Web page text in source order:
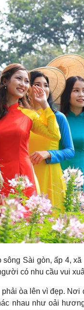
Sài gòn, ấp 4,
có nhu cầu vui
òa lên vì đẹp.
nhau như oải